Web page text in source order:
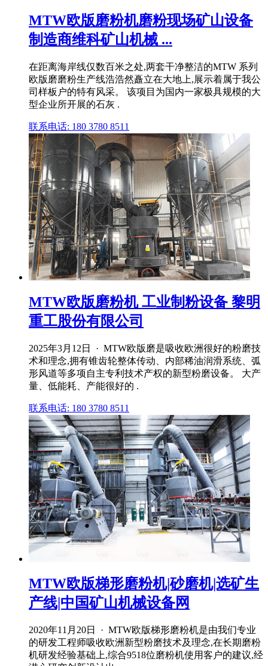
MTW欧版磨粉机磨粉现场矿山设备
制造商维科矿山机械 ...
在距离海岸线仅数百米之处,两套干净整洁的MTW 系列
欧版磨磨粉生产线浩浩然矗立在大地上,展示着属于我公
司样板户的特有风采。 该项目为国内一家极具规模的大
型企业所开展的石灰 .
联系电话: 180 3780 8511
MTW欧版磨粉机 工业制粉设备 黎明
重工股份有限公司
2025年3月12日 · MTW欧版磨是吸收欧洲很好的粉磨技
术和理念,拥有锥齿轮整体传动、内部稀油润滑系统、弧
形风道等多项自主专利技术产权的新型粉磨设备。 大产
量、低能耗、产能很好的 .
联系电话: 180 3780 8511
MTW欧版梯形磨粉机|砂磨机|选矿生
产线|中国矿山机械设备网
2020年11月20日 · MTW欧版梯形磨粉机是由我们专业
的研发工程师吸收欧洲新型粉磨技术及理念,在长期磨粉
机研发经验基础上,综合9518位磨粉机使用客户的建议,经